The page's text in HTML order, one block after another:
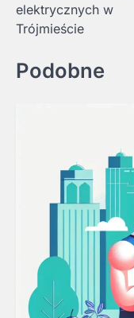
elektrycznych w
Trójmieście
Podobne